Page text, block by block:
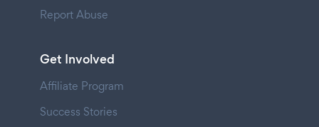
Report Abuse
Get Involved
Affiliate Program
Success Stories